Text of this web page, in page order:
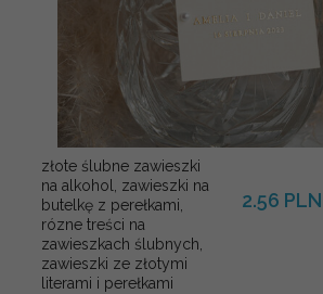
złote ślubne zawieszki
na alkohol, zawieszki na
butelkę z perełkami,
rózne treści na
zawieszkach ślubnych,
zawieszki ze złotymi
literami i perełkami
2.56 PLN